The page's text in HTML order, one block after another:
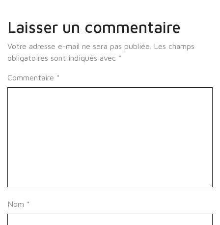
Laisser un commentaire
Votre adresse e-mail ne sera pas publiée.
Les champs
obligatoires sont indiqués avec *
Commentaire *
Nom *